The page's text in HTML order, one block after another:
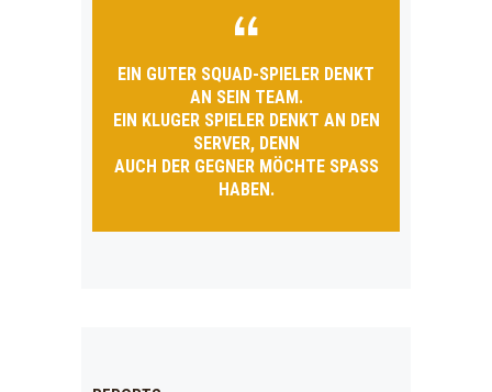
EIN GUTER SQUAD-SPIELER DENKT
AN SEIN TEAM.
EIN KLUGER SPIELER DENKT AN DEN
SERVER, DENN
AUCH DER GEGNER MÖCHTE SPASS H
ABEN.